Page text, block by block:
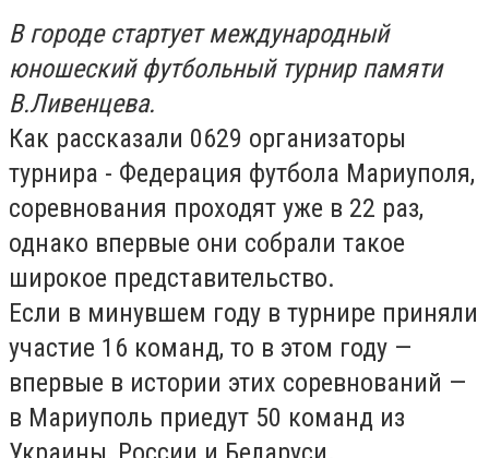
В городе стартует международный
юношеский футбольный турнир памяти
В.Ливенцева.
Как рассказали 0629 организаторы
турнира - Федерация футбола Мариуполя,
соревнования проходят уже в 22 раз,
однако впервые они собрали такое
широкое представительство.
Если в минувшем году в турнире приняли
участие 16 команд, то в этом году —
впервые в истории этих соревнований —
в Мариуполь приедут 50 команд из